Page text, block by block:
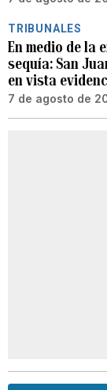
TRIBUNALES
En medio de la
sequía: San
en vista
7 de agosto de